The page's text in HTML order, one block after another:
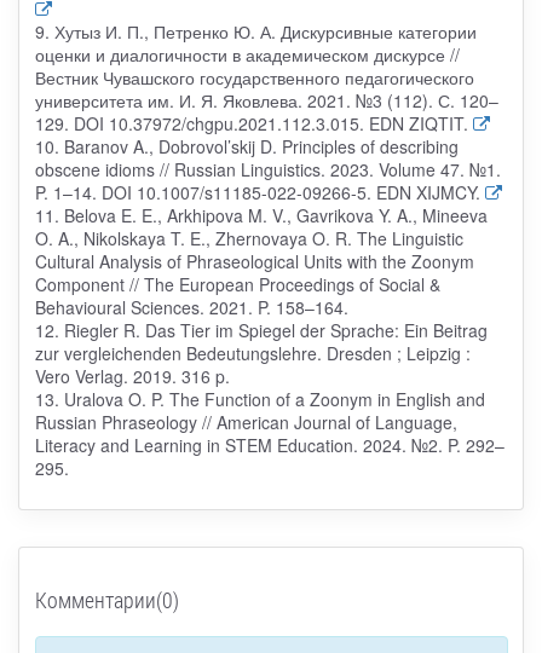
9. Хутыз И. П., Петренко Ю. А. Дискурсивные категории
оценки и диалогичности в академическом дискурсе //
Вестник Чувашского государственного педагогического
университета им. И. Я. Яковлева. 2021. №3 (112). С. 120–
129. DOI 10.37972/chgpu.2021.112.3.015. EDN ZIQTIT.
10. Baranov A., Dobrovol’skij D. Principles of describing
obscene idioms // Russian Linguistics. 2023. Volume 47. №1.
P. 1–14. DOI 10.1007/s11185-022-09266-5. EDN XIJMCY.
11. Belova E. E., Arkhipova M. V., Gavrikova Y. A., Mineeva
O. A., Nikolskaya T. E., Zhernovaya O. R. The Linguistic
Cultural Analysis of Phraseological Units with the Zoonym
Component // The European Proceedings of Social &
Behavioural Sciences. 2021. P. 158–164.
12. Riegler R. Das Tier im Spiegel der Sprache: Ein Beitrag
zur vergleichenden Bedeutungslehre. Dresden ; Leipzig :
Vero Verlag. 2019. 316 p.
13. Uralova O. P. The Function of a Zoonym in English and
Russian Phraseology // American Journal of Language,
Literacy and Learning in STEM Education. 2024. №2. P. 292–
295.
Комментарии(0)